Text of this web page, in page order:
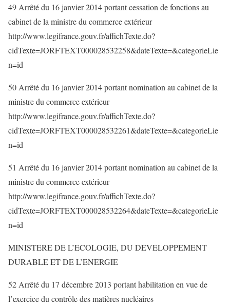
49 Arrêté du 16 janvier 2014 portant cessation de fonctions au
cabinet de la ministre du commerce extérieur
http://www.legifrance.gouv.fr/affichTexte.do?
cidTexte=JORFTEXT000028532258&dateTexte=&categorieLie
n=id
50 Arrêté du 16 janvier 2014 portant nomination au cabinet de la
ministre du commerce extérieur
http://www.legifrance.gouv.fr/affichTexte.do?
cidTexte=JORFTEXT000028532261&dateTexte=&categorieLie
n=id
51 Arrêté du 16 janvier 2014 portant nomination au cabinet de la
ministre du commerce extérieur
http://www.legifrance.gouv.fr/affichTexte.do?
cidTexte=JORFTEXT000028532264&dateTexte=&categorieLie
n=id
MINISTERE DE L’ECOLOGIE, DU DEVELOPPEMENT
DURABLE ET DE L’ENERGIE
52 Arrêté du 17 décembre 2013 portant habilitation en vue de
l’exercice du contrôle des matières nucléaires